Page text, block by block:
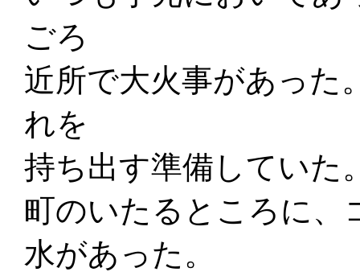
ごろ
近所で大火事があった
れを
持ち出す準備していた
町のいたるところに、
水があった。